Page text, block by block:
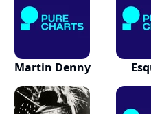
Martin Denny